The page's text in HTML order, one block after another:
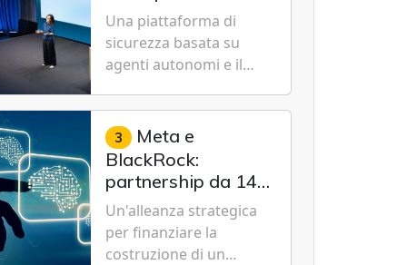
Cybersecurity.
nuovo modello IA
specializzato per la
cybersecurity
Una piattaforma di
sicurezza basata su
agenti autonomi e il
Cyber-1-Flash per
consentire alle
organizzazioni di
passare da una difesa
reattiva a una strategia
di gestione continua del
rischio.
3 Meta e
BlackRock:
partnership da 14
miliardi di dollari
per un data center
da record in Texas
Un'alleanza strategica
per finanziare la
costruzione di un